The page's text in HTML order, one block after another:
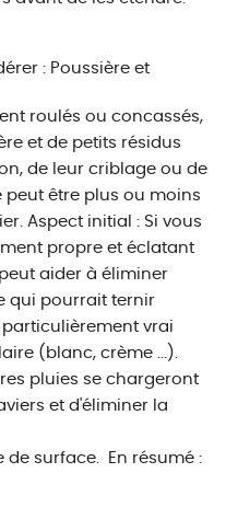
: Poussière et
roulés ou concassés,
et de petits résidus
de leur criblage ou de
peut être plus ou moins
Aspect initial : Si vous
propre et éclatant
aider à éliminer
qui pourrait ternir
particulièrement vrai
(blanc, crème ...).
pluies se chargeront
et d'éliminer la
de surface. En résumé :